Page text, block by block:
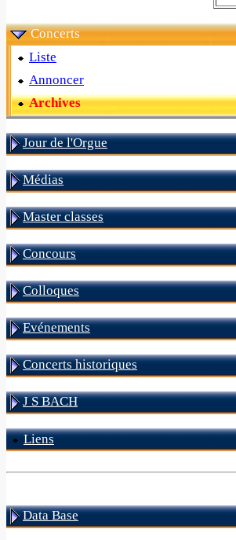
Concerts
Liste
Annoncer
Archives
Jour de l'Orgue
Médias
Master classes
Concours
Colloques
Evénements
Concerts historiques
J S BACH
Liens
Data Base